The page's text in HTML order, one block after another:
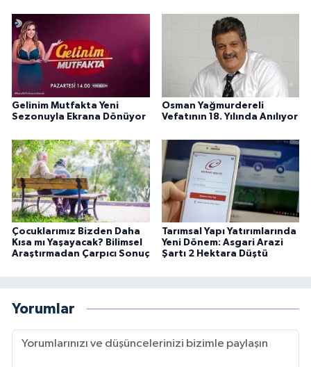
Gelinim Mutfakta Yeni
Sezonuyla Ekrana Dönüyor
Osman Yağmurdereli
Vefatının 18. Yılında Anılıyor
Çocuklarımız Bizden Daha
Kısa mı Yaşayacak? Bilimsel
Araştırmadan Çarpıcı Sonuç
Tarımsal Yapı Yatırımlarında
Yeni Dönem: Asgari Arazi
Şartı 2 Hektara Düştü
Yorumlar